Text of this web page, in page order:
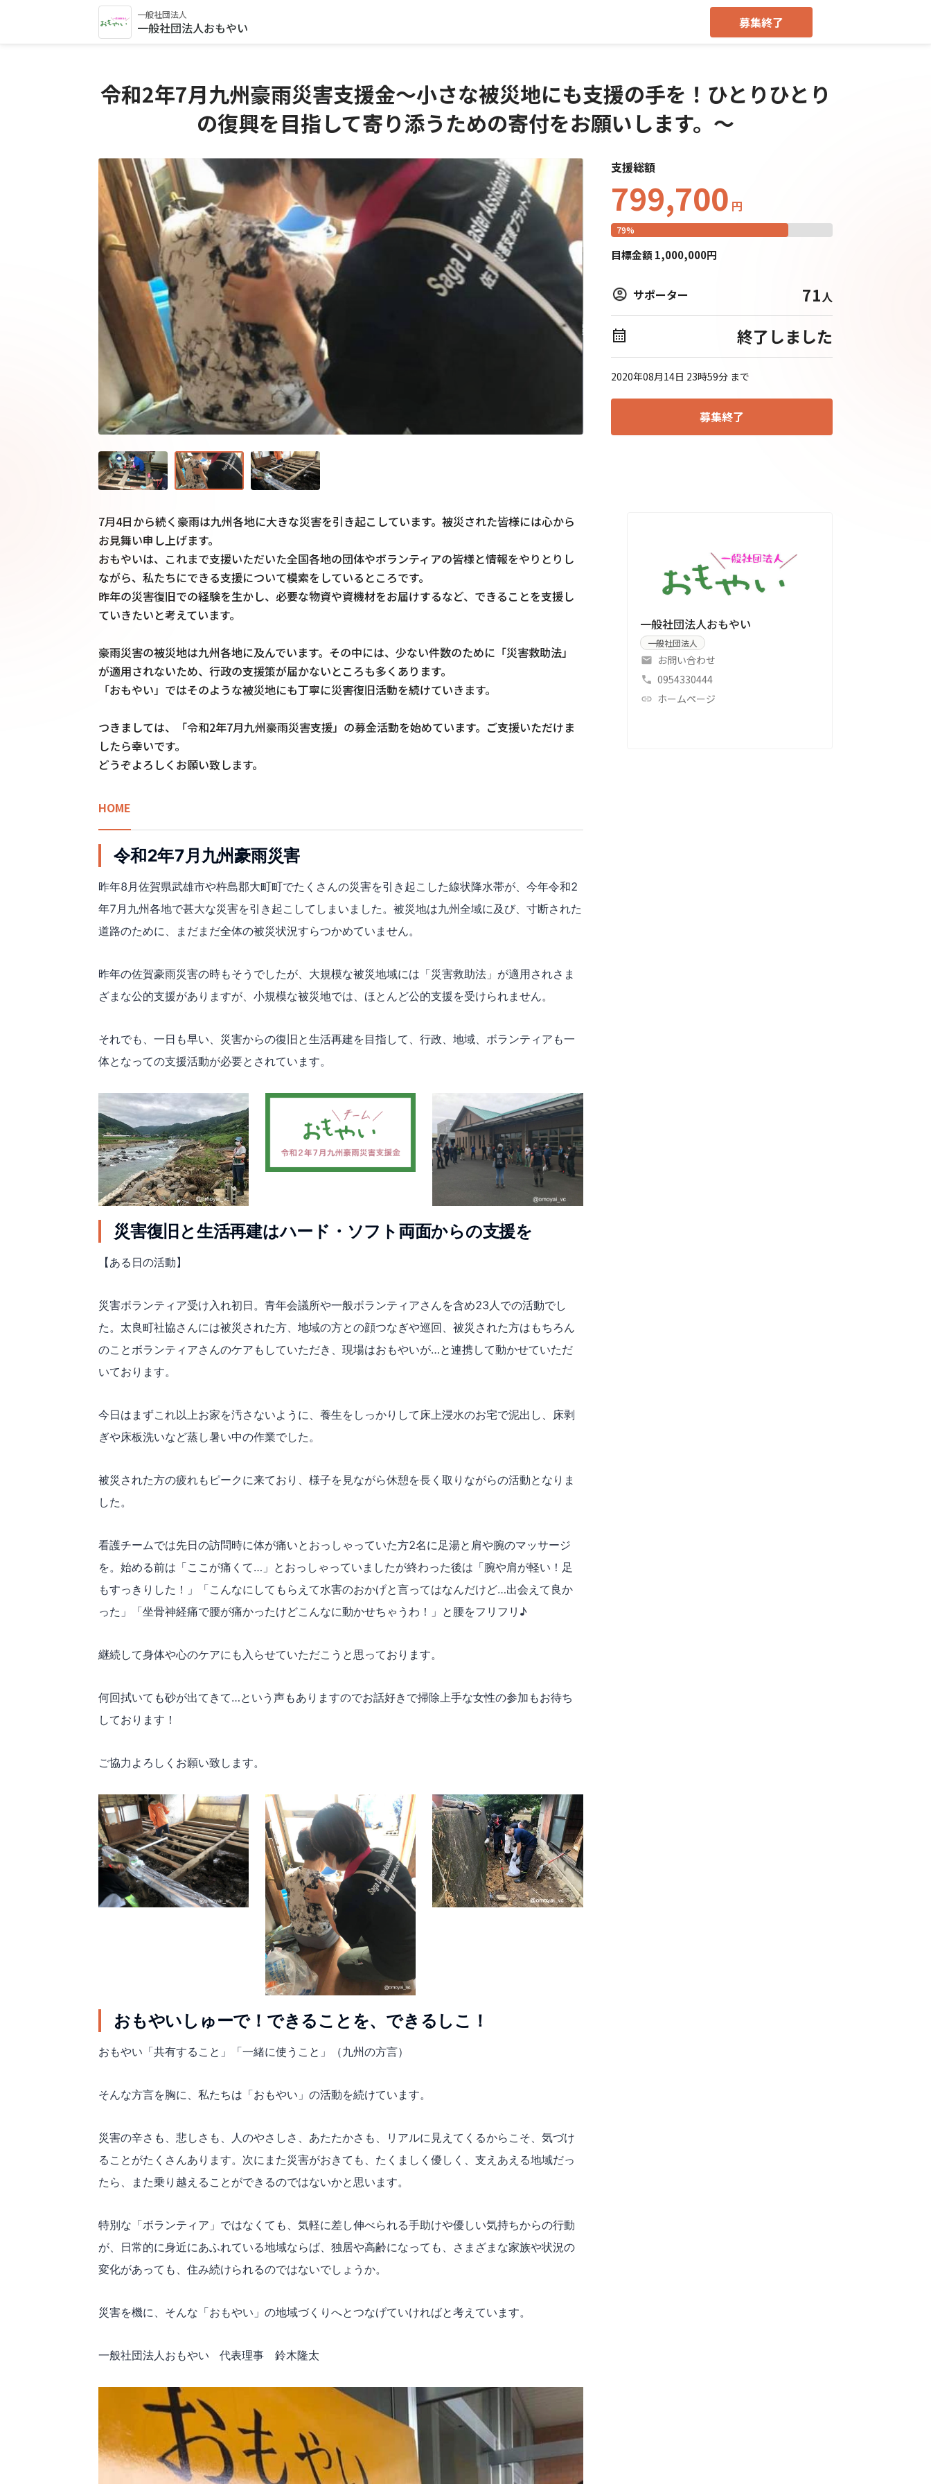
一般社団法人
一般社団法人おもやい 募集終了
令和2年7月九州豪雨災害支援金～小さな被災地にも支援の手を！ひとりひとり
の復興を目指して寄り添うための寄付をお願いします。～
支援総額
799,700 円
79%
目標金額 1,000,000円
サポーター 71人
終了しました
2020年08月14日 23時59分まで
募集終了
7月4日から続く豪雨は九州各地に大きな災害を引き起こしています。被災された皆様には心から
お見舞い申し上げます。
おもやいは、これまで支援いただいた全国各地の団体やボランティアの皆様と情報をやりとりし
ながら、私たちにできる支援について模索をしているところです。
昨年の災害復旧での経験を生かし、必要な物資や資機材をお届けするなど、できることを支援し
ていきたいと考えています。
豪雨災害の被災地は九州各地に及んでいます。その中には、少ない件数のために「災害救助法」
が適用されないため、行政の支援策が届かないところも多くあります。
「おもやい」ではそのような被災地にも丁寧に災害復旧活動を続けていきます。
つきましては、「令和2年7月九州豪雨災害支援」の募金活動を始めています。ご支援いただけま
したら幸いです。
どうぞよろしくお願い致します。
HOME
令和2年7月九州豪雨災害
昨年8月佐賀県武雄市や杵島郡大町町でたくさんの災害を引き起こした線状降水帯が、今年令和2
年7月九州各地で甚大な災害を引き起こしてしまいました。被災地は九州全域に及び、寸断された
道路のために、まだまだ全体の被災状況すらつかめていません。
昨年の佐賀豪雨災害の時もそうでしたが、大規模な被災地域には「災害救助法」が適用されさま
ざまな公的支援がありますが、小規模な被災地では、ほとんど公的支援を受けられません。
それでも、一日も早い、災害からの復旧と生活再建を目指して、行政、地域、ボランティアも一
体となっての支援活動が必要とされています。
災害復旧と生活再建はハード・ソフト両面からの支援を
【ある日の活動】
災害ボランティア受け入れ初日。青年会議所や一般ボランティアさんを含め23人での活動でし
た。太良町社協さんには被災された方、地域の方との顔つなぎや巡回、被災された方はもちろん
のことボランティアさんのケアもしていただき、現場はおもやいが…と連携して動かせていただ
いております。
今日はまずこれ以上お家を汚さないように、養生をしっかりして床上浸水のお宅で泥出し、床剥
ぎや床板洗いなど蒸し暑い中の作業でした。
被災された方の疲れもピークに来ており、様子を見ながら休憩を長く取りながらの活動となりま
した。
看護チームでは先日の訪問時に体が痛いとおっしゃっていた方2名に足湯と肩や腕のマッサージ
を。始める前は「ここが痛くて…」とおっしゃっていましたが終わった後は「腕や肩が軽い！足
もすっきりした！」「こんなにしてもらえて水害のおかげと言ってはなんだけど…出会えて良か
った」「坐骨神経痛で腰が痛かったけどこんなに動かせちゃうわ！」と腰をフリフリ♪
継続して身体や心のケアにも入らせていただこうと思っております。
何回拭いても砂が出てきて…という声もありますのでお話好きで掃除上手な女性の参加もお待ち
しております！
ご協力よろしくお願い致します。
おもやいしゅーで！できることを、できるしこ！
おもやい「共有すること」「一緒に使うこと」（九州の方言）
そんな方言を胸に、私たちは「おもやい」の活動を続けています。
災害の辛さも、悲しさも、人のやさしさ、あたたかさも、リアルに見えてくるからこそ、気づけ
ることがたくさんあります。次にまた災害がおきても、たくましく優しく、支えあえる地域だっ
たら、また乗り越えることができるのではないかと思います。
特別な「ボランティア」ではなくても、気軽に差し伸べられる手助けや優しい気持ちからの行動
が、日常的に身近にあふれている地域ならば、独居や高齢になっても、さまざまな家族や状況の
変化があっても、住み続けられるのではないでしょうか。
災害を機に、そんな「おもやい」の地域づくりへとつなげていければと考えています。
一般社団法人おもやい 代表理事 鈴木隆太
一般社団法人おもやい
一般社団法人
お問い合わせ
0954330444
ホームページ